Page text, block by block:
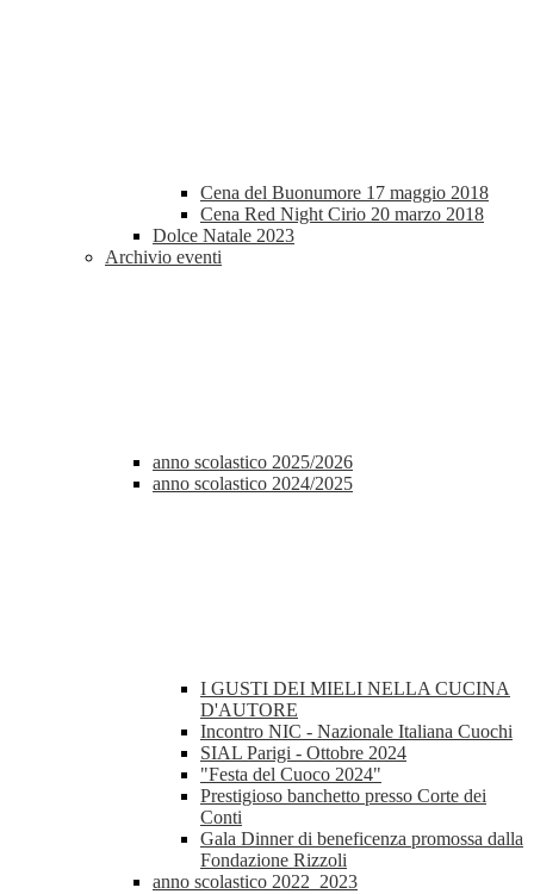
Cena del Buonumore 17 maggio 2018
Cena Red Night Cirio 20 marzo 2018
Dolce Natale 2023
Archivio eventi
anno scolastico 2025/2026
anno scolastico 2024/2025
I GUSTI DEI MIELI NELLA CUCINA
D'AUTORE
Incontro NIC - Nazionale Italiana Cuochi
SIAL Parigi - Ottobre 2024
"Festa del Cuoco 2024"
Prestigioso banchetto presso Corte dei
Conti
Gala Dinner di beneficenza promossa dalla
Fondazione Rizzoli
anno scolastico 2022_2023